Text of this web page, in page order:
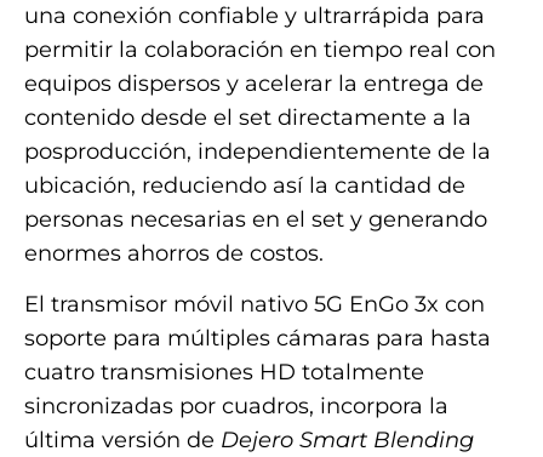
una conexión confiable y ultrarrápida para
permitir la colaboración en tiempo real con
equipos dispersos y acelerar la entrega de
contenido desde el set directamente a la
posproducción, independientemente de la
ubicación, reduciendo así la cantidad de
personas necesarias en el set y generando
enormes ahorros de costos.
El transmisor móvil nativo 5G EnGo 3x con
soporte para múltiples cámaras para hasta
cuatro transmisiones HD totalmente
sincronizadas por cuadros, incorpora la
última versión de Dejero Smart Blending